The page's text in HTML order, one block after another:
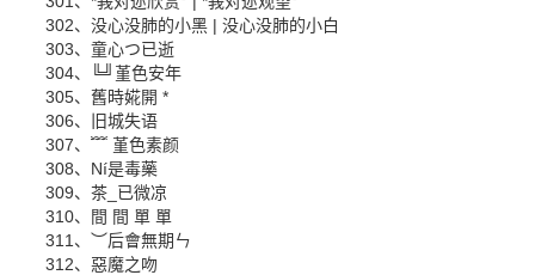
302、没心没肺的小黑 | 没心没肺的小白
303、童心つ已逝
304、╚╝堇色安年
305、舊時婲開 *
306、旧城失语
307、﹌ 堇色素颜
308、Ní是毒藥
309、茶_已微凉
310、間 間 單 單
311、︶后會無期ㄣ
312、惡魔之吻